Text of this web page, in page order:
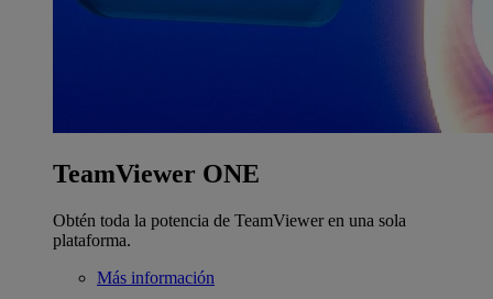
TeamViewer ONE
Obtén toda la potencia de TeamViewer en una sola
plataforma.
Más información